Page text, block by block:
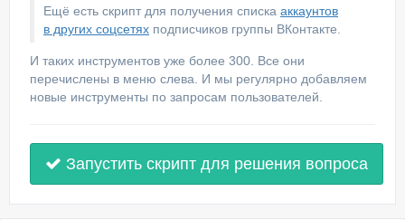
Ещё есть скрипт для получения списка аккаунтов
в других соцсетях подписчиков группы ВКонтакте.
И таких инструментов уже более 300. Все они
перечислены в меню слева. И мы регулярно добавляем
новые инструменты по запросам пользователей.
Запустить скрипт для решения вопроса